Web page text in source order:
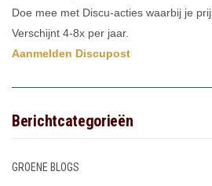
Doe mee met Discu-acties waarbij je
Verschijnt 4-8x per jaar.
Aanmelden Discupost
Berichtcategorieën
GROENE BLOGS